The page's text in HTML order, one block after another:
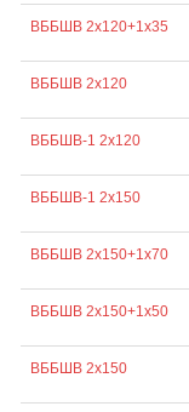
ВББШВ 2х120+1х35
ВББШВ 2х120
ВББШВ-1 2х120
ВББШВ-1 2х150
ВББШВ 2х150+1х70
ВББШВ 2х150+1х50
ВББШВ 2х150